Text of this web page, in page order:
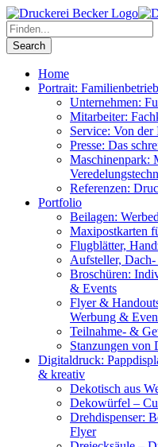
Home
Portrait:
Unternehmen:
Mitarbeiter:
Service: Von der
Presse: Das
Maschinenpark:
Referenzen:
Portfolio
Beilagen:
Maxipostkarten
Flugblätter,
Aufsteller,
Broschüren:
& Events
Flyer &
Werbung &
Teilnahme- &
Stanzungen von
Digitaldruck:
& kreativ
Dekotisch aus
Dekowürfel –
Drehdispenser:
Flyer